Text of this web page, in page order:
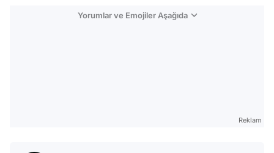
Yorumlar ve Emojiler Aşağıda
Reklam